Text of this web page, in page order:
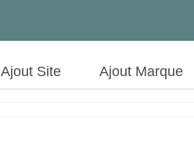
Ajout Site Ajout Marque